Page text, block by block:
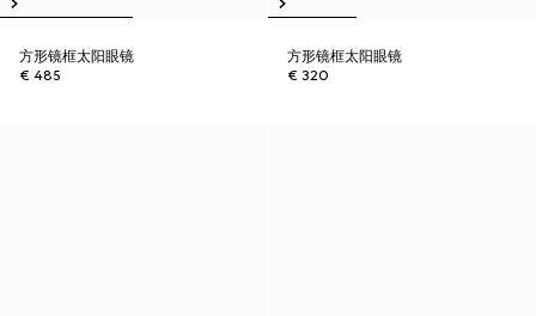
方形镜框太阳眼镜
€ 485
方形镜框太阳眼镜
€ 320